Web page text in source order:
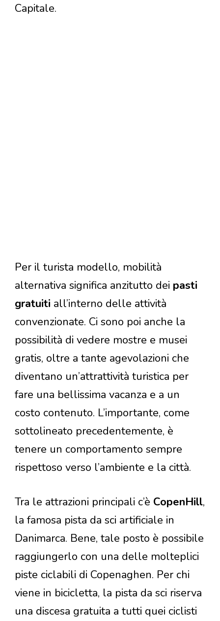
Capitale.
Per il turista modello, mobilità
alternativa significa anzitutto dei pasti
gratuiti all’interno delle attività
convenzionate. Ci sono poi anche la
possibilità di vedere mostre e musei
gratis, oltre a tante agevolazioni che
diventano un’attrattività turistica per
fare una bellissima vacanza e a un
costo contenuto. L’importante, come
sottolineato precedentemente, è
tenere un comportamento sempre
rispettoso verso l’ambiente e la città.
Tra le attrazioni principali c’è CopenHill,
la famosa pista da sci artificiale in
Danimarca. Bene, tale posto è possibile
raggiungerlo con una delle molteplici
piste ciclabili di Copenaghen. Per chi
viene in bicicletta, la pista da sci riserva
una discesa gratuita a tutti quei ciclisti